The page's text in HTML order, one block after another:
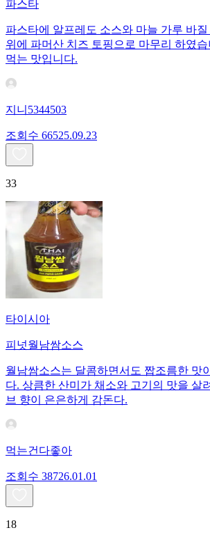
파스타
파스타에 알프레도 소스와 마늘 가루 바
위에 파머산 치즈 토핑으로 마무리 하였
먹는 맛입니다.
지니5344503
조회수 66525.09.23
33
타이시아
피넛월남쌈소스
월남쌈소스는 달콤하면서도 짭조름한 맛
다. 상큼한 산미가 채소와 고기의 맛을 살
브 향이 은은하게 감돈다.
먹는건다좋아
조회수 38726.01.01
18